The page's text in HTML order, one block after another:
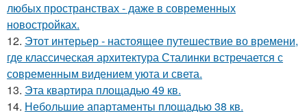
любых пространствах - даже в современных
новостройках.
12. Этот интерьер - настоящее путешествие во времени,
где классическая архитектура Сталинки встречается с
современным видением уюта и света.
13. Эта квартира площадью 49 кв.
14. Небольшие апартаменты площадью 38 кв.